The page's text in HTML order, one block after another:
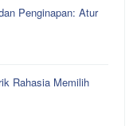
Penginapan: Atur
Rahasia Memilih